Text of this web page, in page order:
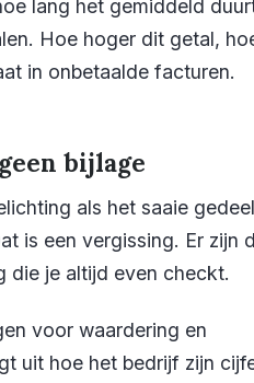
lang het gemiddeld
Hoe hoger dit getal,
in onbetaalde facturen.
bijlage
als het saaie
is een vergissing. Er zijn
die je altijd even checkt.
voor waardering en
uit hoe het bedrijf zijn